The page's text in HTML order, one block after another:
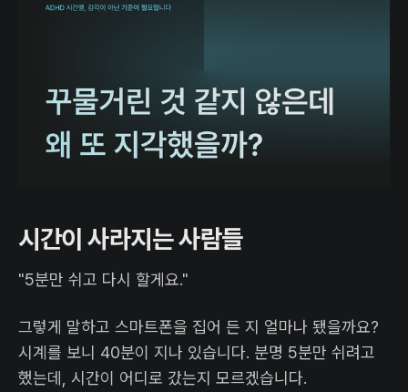
시간이 사라지는 사람들
"5분만 쉬고 다시 할게요."
그렇게 말하고 스마트폰을 집어 든 지 얼마나 됐을까요?
시계를 보니 40분이 지나 있습니다. 분명 5분만 쉬려고
했는데, 시간이 어디로 갔는지 모르겠습니다.